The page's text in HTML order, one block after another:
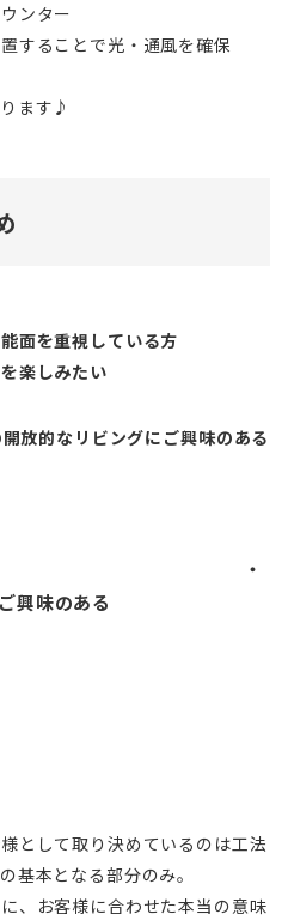
ンター
することで光・通風を確保
ます♪
面を重視している方
楽しみたい
放的なリビングにご興味のある
・
興味のある
として取り決めているのは工法
基本となる部分のみ。
、お客様に合わせた本当の意味